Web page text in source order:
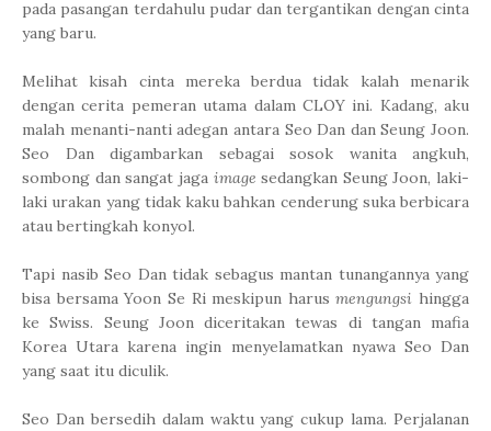
pada pasangan terdahulu pudar dan tergantikan dengan cinta
yang baru.
Melihat kisah cinta mereka berdua tidak kalah menarik
dengan cerita pemeran utama dalam CLOY ini. Kadang, aku
malah menanti-nanti adegan antara Seo Dan dan Seung Joon.
Seo Dan digambarkan sebagai sosok wanita angkuh,
sombong dan sangat jaga image sedangkan Seung Joon, laki-
laki urakan yang tidak kaku bahkan cenderung suka berbicara
atau bertingkah konyol.
Tapi nasib Seo Dan tidak sebagus mantan tunangannya yang
bisa bersama Yoon Se Ri meskipun harusmengungsi hingga
ke Swiss. Seung Joon diceritakan tewas di tangan mafia
Korea Utara karena ingin menyelamatkan nyawa Seo Dan
yang saat itu diculik.
Seo Dan bersedih dalam waktu yang cukup lama. Perjalanan